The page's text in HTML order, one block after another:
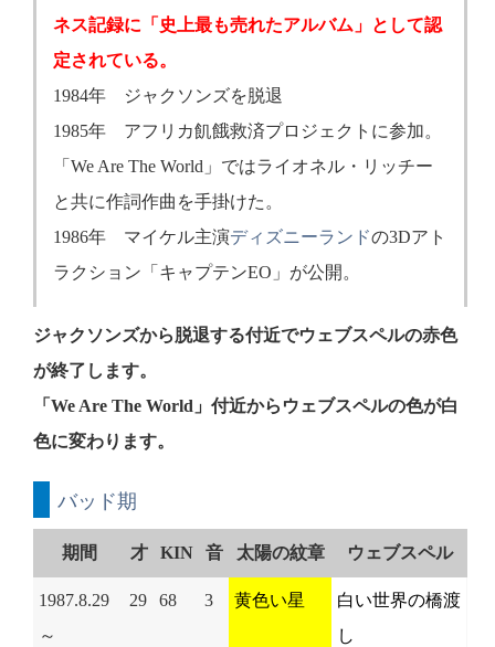
ネス記録に「史上最も売れたアルバム」として認
定されている。
1984年 ジャクソンズを脱退
1985年 アフリカ飢餓救済プロジェクトに参加。
「We Are The World」ではライオネル・リッチー
と共に作詞作曲を手掛けた。
1986年 マイケル主演ディズニーランドの3Dアト
ラクション「キャプテンEO」が公開。
ジャクソンズから脱退する付近でウェブスペルの赤色
が終了します。
「We Are The World」付近からウェブスペルの色が白
色に変わります。
バッド期
期間 才 KIN 音 太陽の紋章 ウェブスペル
1987.8.29
～
29 68 3 黄色い星
白い世界の橋渡
し